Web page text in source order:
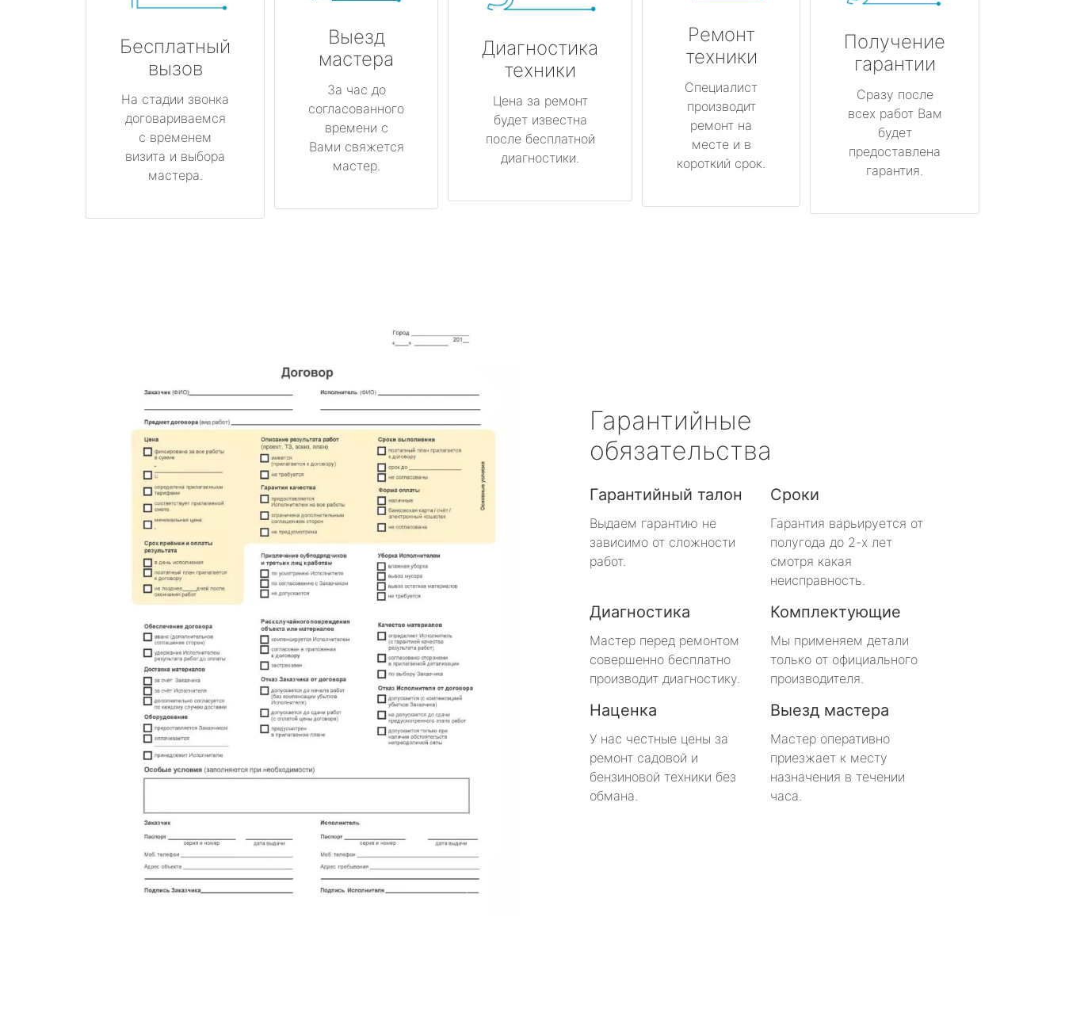
Бесплатный
вызов
На стадии звонка
договариваемся
с временем
визита и выбора
мастера.
Выезд
мастера
За час до
согласованного
времени с
Вами свяжется
мастер.
Диагностика
техники
Цена за ремонт
будет известна
после бесплатной
диагностики.
Ремонт
техники
Специалист
производит
ремонт на
месте и в
короткий срок.
Получение
гарантии
Сразу после
всех работ Вам
будет
предоставлена
гарантия.
Гарантийные
обязательства
Гарантийный талон
Выдаем гарантию не
зависимо от сложности
работ.
Сроки
Гарантия варьируется от
полугода до 2-х лет
смотря какая
неисправность.
Диагностика
Мастер перед ремонтом
совершенно бесплатно
производит диагностику.
Комплектующие
Мы применяем детали
только от официального
производителя.
Наценка
У нас честные цены за
ремонт садовой и
бензиновой техники без
обмана.
Выезд мастера
Мастер оперативно
приезжает к месту
назначения в течении
часа.